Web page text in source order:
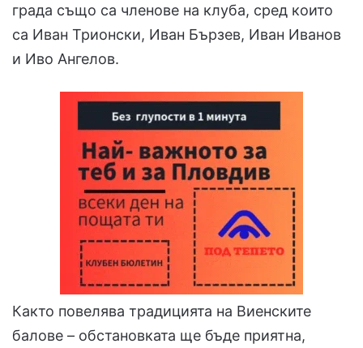
града също са членове на клуба, сред които
са Иван Трионски, Иван Бързев, Иван Иванов
и Иво Ангелов.
Както повелява традицията на Виенските
балове – обстановката ще бъде приятна,